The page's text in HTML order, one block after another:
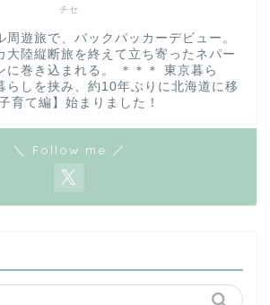
チセ
周遊旅で、バックパッカーデビュー。
大陸縦断旅を終えて立ち寄ったネパー
に巻き込まれる。 ＊＊＊ 東京暮ら
らしを挟み、約10年ぶりに北海道に移
育て編】始まりました！
＼ Follow me ／